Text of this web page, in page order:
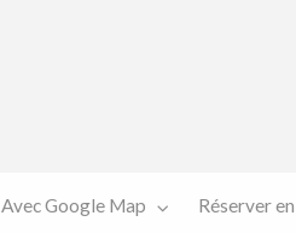
Avec Google Map Réserver